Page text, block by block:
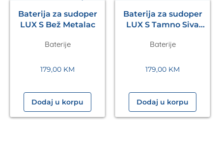
Baterija za sudoper
LUX S Bež Metalac
Baterije
179,00 KM
Dodaj u korpu
Baterija za sudoper
LUX S Tamno Siva
Baterije
179,00 KM
Dodaj u korpu